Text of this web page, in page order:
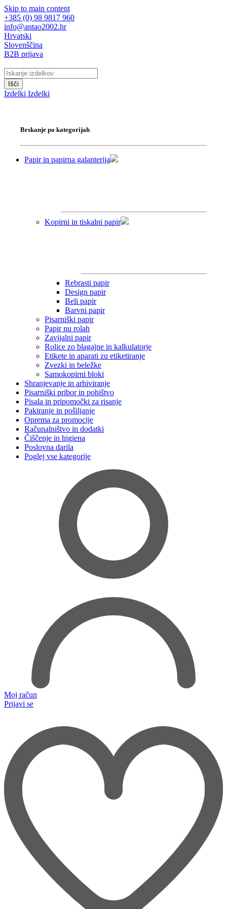
Skip to main content
+385 (0) 98 9817 960
info@antao2002.hr
Hrvatski
Slovenščina
B2B prijava
Išči
Izdelki Izdelki
Brskanje po kategorijah
Papir in papirna galanterija
Kopirni in tiskalni papir
Rebrasti papir
Design papir
Beli papir
Barvni papir
Pisarniški papir
Papir nu rolah
Zavijalni papir
Rolice zo blagajne in kalkulatorje
Etikete in aparati zu etiketiranje
Zvezki in beležke
Samokopirni bloki
Shranjevanje in arhiviranje
Pisarniški pribor in pohištvo
Pisala in pripomočki za risanje
Pakiranje in pošiljanje
Oprema za promocije
Računalništvo in dodatki
Čiščenje in higiena
Poslovna darila
Poglej vse kategorije
Moj račun
Prijavi se